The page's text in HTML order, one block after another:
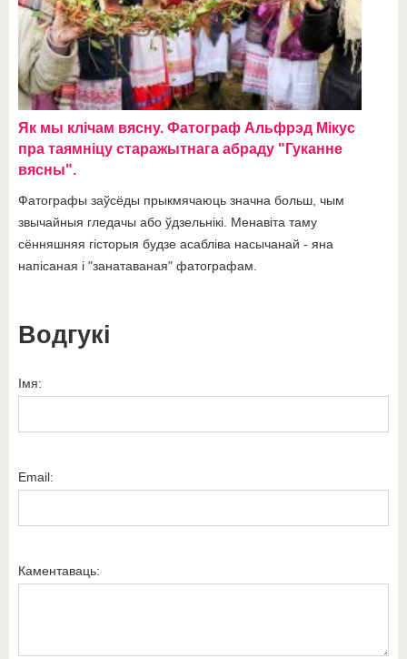
Як мы клічам вясну. Фатограф Альфрэд Мікус
пра таямніцу старажытнага абраду "Гуканне
вясны".
Фатографы заўсёды прыкмячаюць значна больш, чым
звычайныя гледачы або ўдзельнікі. Менавіта таму
сённяшняя гісторыя будзе асабліва насычанай - яна
напісаная і "занатаваная" фатографам.
Водгукі
Імя:
Email:
Каментаваць: